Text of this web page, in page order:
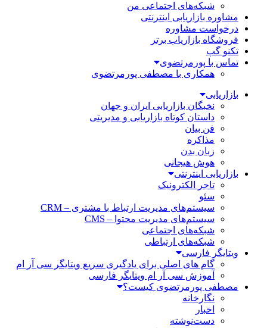
شبکه‌های اجتماعی من
مشاوره بازاریابی اینترنتی
درخواست مشاوره
فروشگاه بازاریاب برتر
تکنو گپ
تماس با پورمرتضوی
همکاری با مصطفی پورمرتضوی
بازاریابی
نخبگان بازاریابی ایران و جهان
داستان کوتاه بازاریابی و مدیریتی
فن بیان
مذاکره
زبان بدن
هوش هیجانی
بازاریابی اینترنتی
تاجر الکترونیک
سئو
سیستم‌های مدیریت ارتباط با مشتری – CRM
سیستم‌های مدیریت محتوا – CMS
شبکه‌های اجتماعی
شبکه‌های ارتباطی
ویتایگر فارسی
گام های اصلی برای یادگیری سریع ویتایگر سی آر ام
آموزش سی آر ام ویتایگر فارسی
مصطفی پورمرتضوی کیست؟
نگارخانه
اخبار
دست‌نوشته